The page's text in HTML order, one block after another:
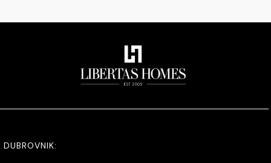
DUBROVNIK: